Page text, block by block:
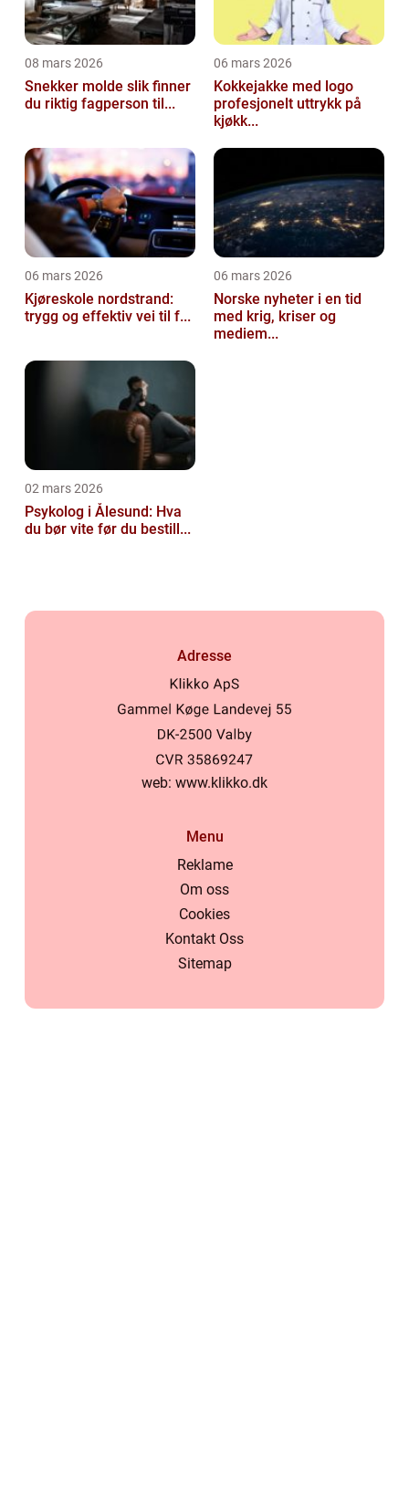
08 mars 2026
Snekker molde slik finner
du riktig fagperson til...
06 mars 2026
Kokkejakke med logo
profesjonelt uttrykk på
kjøkk...
06 mars 2026
Kjøreskole nordstrand:
trygg og effektiv vei til f...
06 mars 2026
Norske nyheter i en tid
med krig, kriser og
mediem...
02 mars 2026
Psykolog i Ålesund: Hva
du bør vite før du bestill...
Adresse
web: www.klikko.dk
Menu
Reklame
Om oss
Cookies
Kontakt Oss
Sitemap